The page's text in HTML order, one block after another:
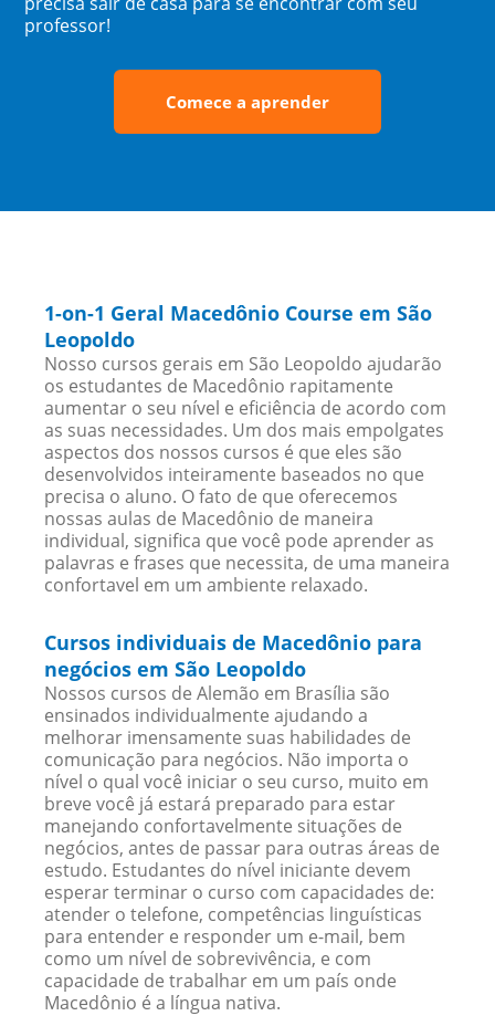
professor!
Comece a aprender
1-on-1 Geral Macedônio Course em São
Leopoldo
Nosso cursos gerais em São Leopoldo ajudarão
os estudantes de Macedônio rapitamente
aumentar o seu nível e eficiência de acordo com
as suas necessidades. Um dos mais empolgates
aspectos dos nossos cursos é que eles são
desenvolvidos inteiramente baseados no que
precisa o aluno. O fato de que oferecemos
nossas aulas de Macedônio de maneira
individual, significa que você pode aprender as
palavras e frases que necessita, de uma maneira
confortavel em um ambiente relaxado.
Cursos individuais de Macedônio para
negócios em São Leopoldo
Nossos cursos de Alemão em Brasília são
ensinados individualmente ajudando a
melhorar imensamente suas habilidades de
comunicação para negócios. Não importa o
nível o qual você iniciar o seu curso, muito em
breve você já estará preparado para estar
manejando confortavelmente situações de
negócios, antes de passar para outras áreas de
estudo. Estudantes do nível iniciante devem
esperar terminar o curso com capacidades de:
atender o telefone, competências linguísticas
para entender e responder um e-mail, bem
como um nível de sobrevivência, e com
capacidade de trabalhar em um país onde
Macedônio é a língua nativa.